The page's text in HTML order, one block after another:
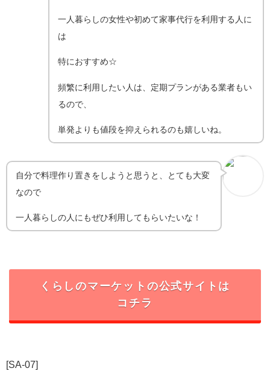
一人暮らしの女性や初めて家事代行を利用する人に
は
特におすすめ☆
頻繁に利用したい人は、定期プランがある業者もい
るので、
単発よりも値段を抑えられるのも嬉しいね。
自分で料理作り置きをしようと思うと、とても大変
なので
一人暮らしの人にもぜひ利用してもらいたいな！
くらしのマーケット の公式サイトは
コチラ
[SA-07]